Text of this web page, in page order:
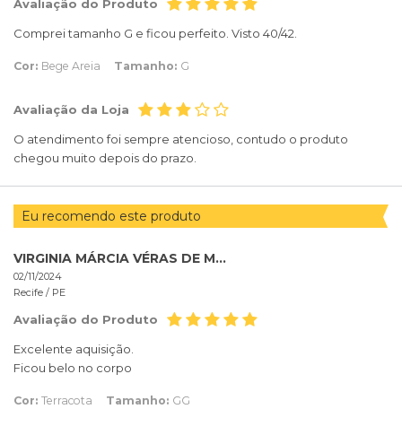
Avaliação do Produto
Comprei tamanho G e ficou perfeito. Visto 40/42.
Cor: Bege Areia Tamanho: G
Avaliação da Loja
O atendimento foi sempre atencioso, contudo o produto
chegou muito depois do prazo.
Eu recomendo este produto
VIRGINIA MÁRCIA VÉRAS DE MORAIS ROCHA
02/11/2024
Recife / PE
Avaliação do Produto
Excelente aquisição.
Ficou belo no corpo
Cor: Terracota Tamanho: GG